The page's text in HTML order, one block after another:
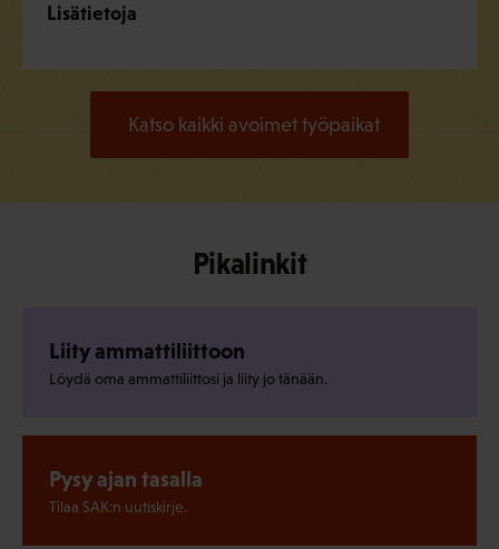
Lisätietoja
Katso kaikki avoimet työpaikat
Pikalinkit
Liity ammattiliittoon
Löydä oma ammattiliittosi ja liity jo tänään.
Pysy ajan tasalla
Tilaa SAK:n uutiskirje.